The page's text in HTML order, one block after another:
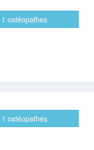
1 ostéopathes
1 ostéopathes